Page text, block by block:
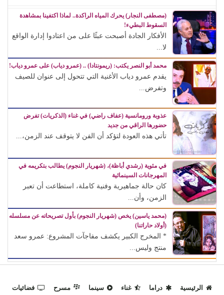
(مصطفى النجار) يحرك المياه الراكدة.. لماذا اكتفينا بمشاهدة
السقوط البطيء!
الأفكار الجادة أصبحت عبئًا على من اعتادوا إدارة الواقع
لا...
محمد أبو النصر يكتب: (ريمونتادا) .. (عمرو دياب) على عمرو دياب!
يقدم عمرو دياب الأغنية التي تتحول إلى عنوان للصيف
وتفرض...
عذوبة ورومانسية (عفاف راضي) في غناء (الذكريات) تفرض
حضورها الراقي من جديد
تأتي هذه العودة لتؤكد أن الفن لا يتوقف عند الزمن،...
في مئوية (رشدي أباظة)، (شهريار النجوم) يطالب بتكريمه في
المهرجانات السينمائية
كان حالة جماهيرية وفنية كاملة، استطاعت أن تعبر
الزمن، وأن...
(محمد ياسين) يخص (شهريار النجوم) بأول تصريحاته عن مسلسله
(أولاد حاراتنا)
* المخرج الكبير يكشف مفاجآت المشروع: عمرو سعد
منتج وليس...
الرئيسية دراما غناء سينما مسرح فضائيات